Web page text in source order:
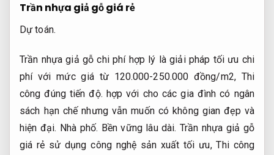
Trần nhựa giả gỗ giá rẻ
Dự toán.
Trần nhựa giả gỗ chi phí hợp lý là giải pháp tối ưu chi
phí với mức giá từ 120.000-250.000 đồng/m2, Thi
công đúng tiến độ. hợp với cho các gia đình có ngân
sách hạn chế nhưng vẫn muốn có không gian đẹp và
hiện đại. Nhà phố. Bền vững lâu dài. Trần nhựa giả gỗ
giá rẻ sử dụng công nghệ sản xuất tối ưu,Thi công